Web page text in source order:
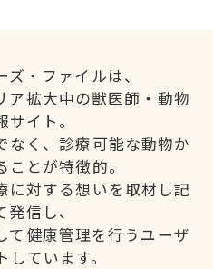
・ファイルは、
ア拡大中の獣医師・動物
イト。
なく、診療可能な動物か
とが特徴的。
に対する想いを取材し記
発信し、
て健康管理を行うユーザ
ています。